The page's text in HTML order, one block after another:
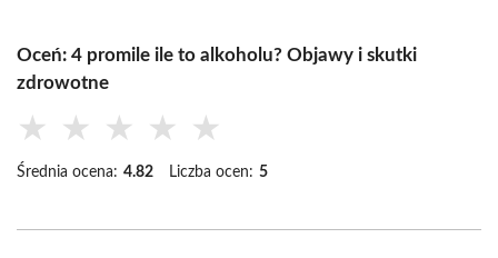
Oceń: 4 promile ile to alkoholu? Objawy i skutki
zdrowotne
★ ★ ★ ★ ★
Średnia ocena: 4.82 Liczba ocen: 5